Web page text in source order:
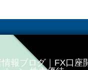
報ブログ｜FX口座